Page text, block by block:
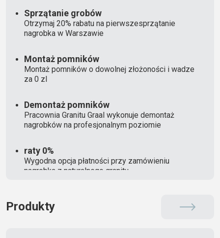
Sprzątanie grobów
Otrzymaj 20% rabatu na pierwszesprzątanie
nagrobka w Warszawie
Montaż pomników
Montaż pomników o dowolnej złożoności i wadze
za 0 zl
Demontaż pomników
Pracownia Granitu Graal wykonuje demontaż
nagrobków na profesjonalnym poziomie
raty 0%
Wygodna opcja płatności przy zamówieniu
nagrobka z naturalnego granitu
Produkty